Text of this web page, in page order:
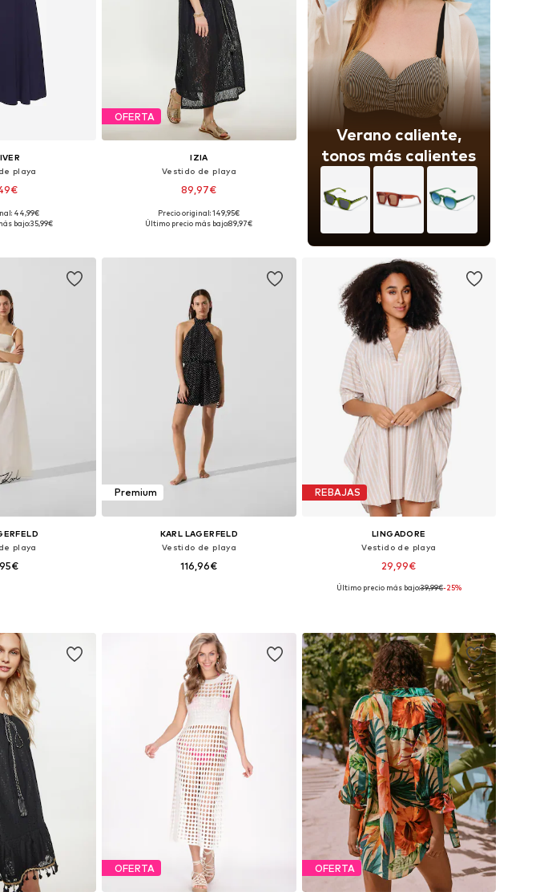
playa
38, 40, 42, 44
44,99€
bajo:35,99€
OFERTA
IZIA
Vestido de playa
89,97€
Tallas disponibles: 36, 38, 40
Precio original: 149,95€
Último precio más bajo:89,97€
Verano caliente,
tonos más calientes
playa
Premium
KARL LAGERFELD
Vestido de playa
116,96€
REBAJAS
LINGADORE
Vestido de playa
29,99€
Tallas disponibles: 38-40, 42-44, 46-48
Último precio más bajo:39,99€-25%
OFERTA OFERTA